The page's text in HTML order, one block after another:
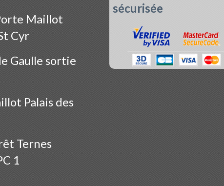
Maillot
Cyr
Gaulle sortie
Palais des
Ternes
1
sécurisée